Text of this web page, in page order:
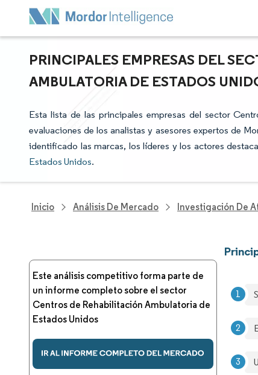
PRINCIPALES EMPRESAS DEL
AMBULATORIA DE ESTADOS
Esta lista de las principales empresas del sector
evaluaciones de los analistas y asesores expertos de
identificado las marcas, los líderes y los actores
Estados Unidos.
Inicio Análisis De Mercado Investigación De
Este análisis competitivo forma parte de
un informe completo sobre el sector
Centros de Rehabilitación Ambulatoria de
Estados Unidos